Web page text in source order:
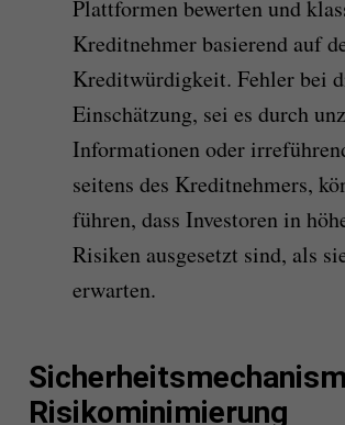
Plattformen bewerten und
Kreditnehmer basierend auf
Kreditwürdigkeit. Fehler bei
Einschätzung, sei es durch
Informationen oder
seitens des Kreditnehmers,
führen, dass Investoren in
Risiken ausgesetzt sind, als
erwarten.
Risikominimierung